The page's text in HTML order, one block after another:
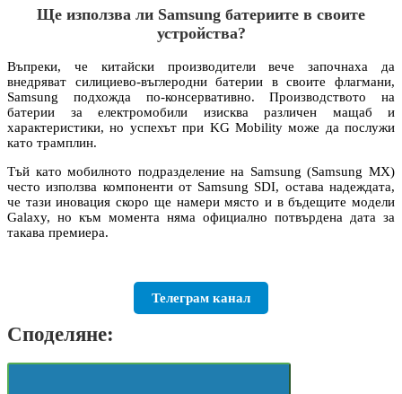
Ще използва ли Samsung батериите в своите
устройства?
Въпреки, че китайски производители вече започнаха да
внедряват силициево-въглеродни батерии в своите флагмани,
Samsung подхожда по-консервативно. Производството на
батерии за електромобили изисква различен мащаб и
характеристики, но успехът при KG Mobility може да послужи
като трамплин.
Тъй като мобилното подразделение на Samsung (Samsung MX)
често използва компоненти от Samsung SDI, остава надеждата,
че тази иновация скоро ще намери място и в бъдещите модели
Galaxy, но към момента няма официално потвърдена дата за
такава премиера.
Телеграм канал
Споделяне: